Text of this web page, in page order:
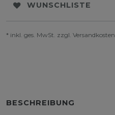
WUNSCHLISTE
* inkl. ges. MwSt. zzgl. Versandkosten
BESCHREIBUNG